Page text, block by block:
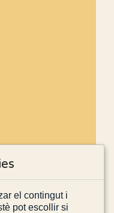
el contingut i
pot escollir si